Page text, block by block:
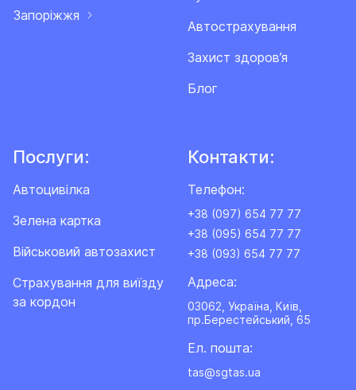
Запоріжжя
Автострахування
Захист здоров’я
Блог
Послуги:
Автоцивілка
Зелена картка
Військовий автозахист
Cтрахування для виїзду
за кордон
Контакти:
Телефон:
+38 (097) 654 77 77
+38 (095) 654 77 77
+38 (093) 654 77 77
Адреса:
03062, Україна, Київ,
пр.Берестейський, 65
Ел. пошта:
tas@sgtas.ua